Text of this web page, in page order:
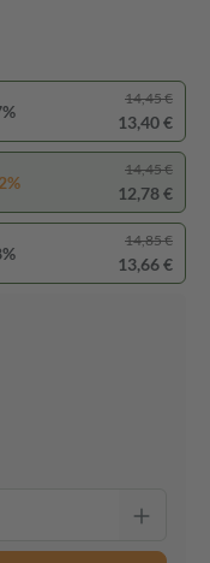
14,45 €
13,40 €
14,45 €
12,78 €
14,85 €
13,66 €